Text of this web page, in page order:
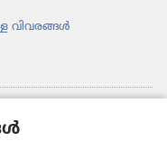
വിവരങ്ങൾ